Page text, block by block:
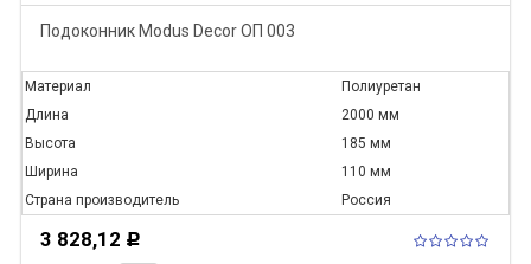
Подоконник Modus Decor ОП 003
Материал
Полиуретан
Длина
2000 мм
Высота
185 мм
Ширина
110 мм
Страна производитель
Россия
3 828,12 Р